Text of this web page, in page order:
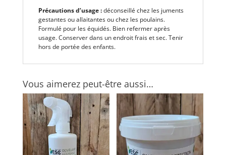
Précautions d’usage :déconseillé chez les juments
gestantes ou allaitantes ou chez les poulains.
Formulé pour les équidés. Bien refermer après
usage. Conserver dans un endroit frais et sec. Tenir
hors de portée des enfants.
Vous aimerez peut-être aussi…